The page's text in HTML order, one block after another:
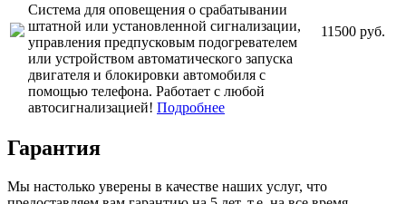
Система для оповещения о срабатывании
штатной или установленной сигнализации,
управления предпусковым подогревателем
или устройством автоматического запуска
двигателя и блокировки автомобиля с
помощью телефона. Работает с любой
автосигнализацией! Подробнее
11500 руб.
Гарантия
Мы настолько уверены в качестве наших услуг, что